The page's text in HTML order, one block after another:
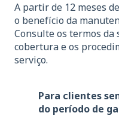
A partir de 12 meses
o benefício da
Consulte os termos
cobertura e os
serviço.
Para clientes
do período de